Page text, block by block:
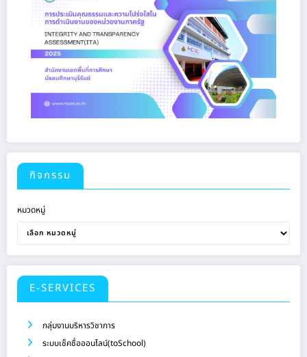
กิจกรรม
หมวดหมู่
E-SERVICES
กลุ่มงานบริหารวิชาการ
ระบบเช็คชื่อออนไลน์(toSchool)